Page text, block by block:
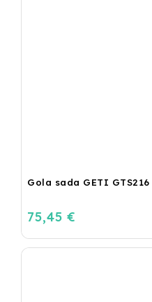
Gola sada GETI GTS216
75,45 €